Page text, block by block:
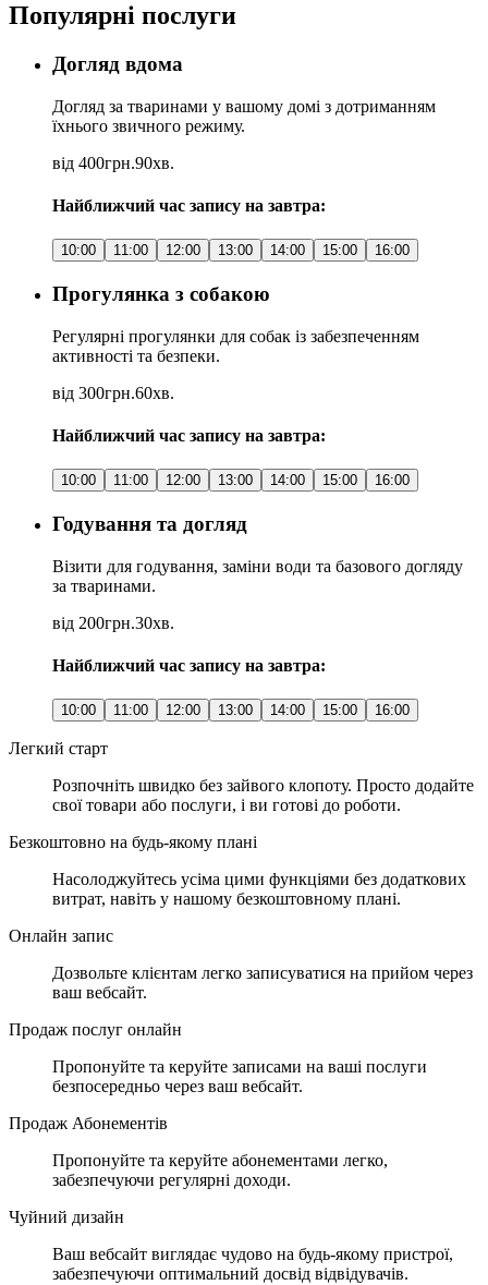
Популярні послуги
Догляд вдома
Догляд за тваринами у вашому домі з дотриманням
їхнього звичного режиму.
від 400грн.90хв.
Найближчий час запису на завтра:
10:00 11:00 12:00 13:00 14:00 15:00 16:00
Прогулянка з собакою
Регулярні прогулянки для собак із забезпеченням
активності та безпеки.
від 300грн.60хв.
Найближчий час запису на завтра:
10:00 11:00 12:00 13:00 14:00 15:00 16:00
Годування та догляд
Візити для годування, заміни води та базового догляду
за тваринами.
від 200грн.30хв.
Найближчий час запису на завтра:
10:00 11:00 12:00 13:00 14:00 15:00 16:00
Легкий старт
Розпочніть швидко без зайвого клопоту. Просто додайте
свої товари або послуги, і ви готові до роботи.
Безкоштовно на будь-якому плані
Насолоджуйтесь усіма цими функціями без додаткових
витрат, навіть у нашому безкоштовному плані.
Онлайн запис
Дозвольте клієнтам легко записуватися на прийом через
ваш вебсайт.
Продаж послуг онлайн
Пропонуйте та керуйте записами на ваші послуги
безпосередньо через ваш вебсайт.
Продаж Абонементів
Пропонуйте та керуйте абонементами легко,
забезпечуючи регулярні доходи.
Чуйний дизайн
Ваш вебсайт виглядає чудово на будь-якому пристрої,
забезпечуючи оптимальний досвід відвідувачів.